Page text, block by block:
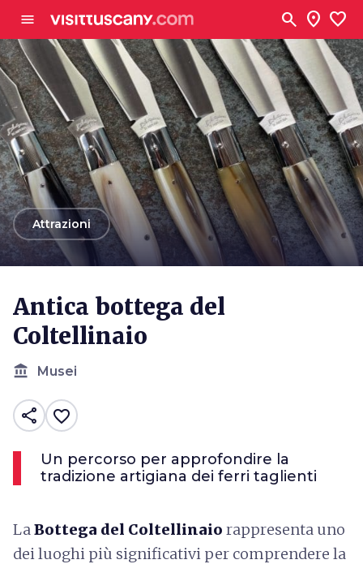
menu search location_on favorite
arrow_backAttrazioni
Antica bottega del
Coltellinaio
account_balance Musei
share favorite_border
Un percorso per approfondire la
tradizione artigiana dei ferri taglienti
LaBottega del Coltellinaio rappresenta uno
dei luoghi più significativi per comprendere la